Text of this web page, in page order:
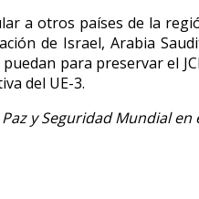
a otros países de la
de Israel, Arabia
para preservar el
del UE-3.
y Seguridad Mundial en